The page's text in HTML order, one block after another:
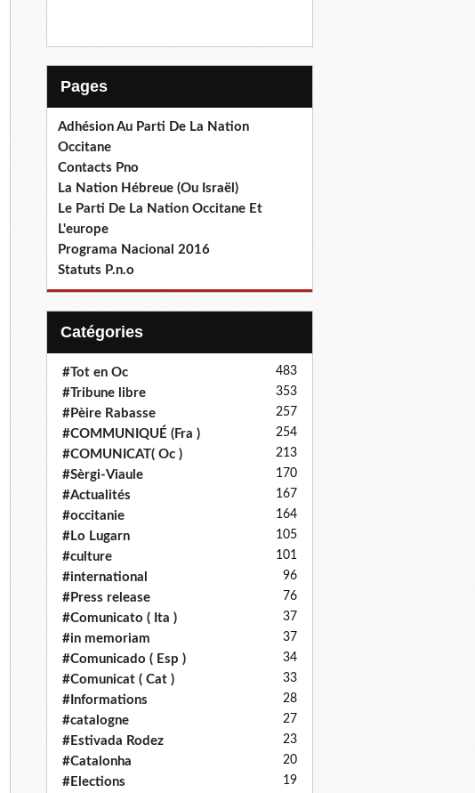
Pages
Adhésion Au Parti De La Nation
Occitane
Contacts Pno
La Nation Hébreue (Ou Israël)
Le Parti De La Nation Occitane Et
L'europe
Programa Nacional 2016
Statuts P.n.o
Catégories
#Tot en Oc 483
#Tribune libre 353
#Pèire Rabasse 257
#COMMUNIQUÉ (Fra ) 254
#COMUNICAT( Oc ) 213
#Sèrgi-Viaule 170
#Actualités 167
#occitanie 164
#Lo Lugarn 105
#culture 101
#international 96
#Press release 76
#Comunicato ( Ita ) 37
#in memoriam 37
#Comunicado ( Esp ) 34
#Comunicat ( Cat ) 33
#Informations 28
#catalogne 27
#Estivada Rodez 23
#Catalonha 20
#Elections 19